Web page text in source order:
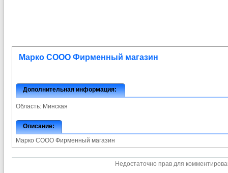
Марко СООО Фирменный магазин
Дополнительная информация:
Область: Минская
Описание:
Марко СООО Фирменный магазин
Недостаточно прав для